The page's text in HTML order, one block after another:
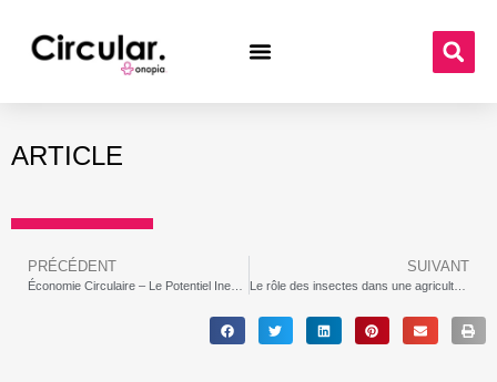
ARTICLE
PRÉCÉDENT SUIVANT
Le rôle des insectes dans une agriculture circulaire | Agriculture circulaires en Afrique